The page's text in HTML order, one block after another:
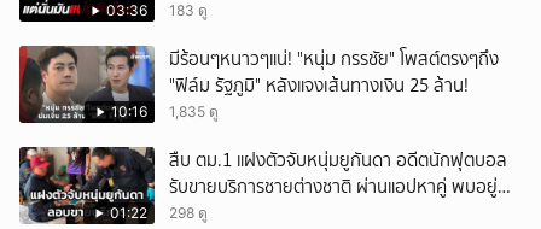
03:36 183 ดู
10:16
มีร้อนๆหนาวๆแน่! "หนุ่ม กรรชัย" โพสต์ตรงๆถึง
"ฟิล์ม รัฐภูมิ" หลังแจงเส้นทางเงิน 25 ล้าน!
1,835 ดู
01:22
สืบ ตม.1 แฝงตัวจับหนุ่มยูกันดา อดีตนักฟุตบอล
รับขายบริการชายต่างชาติ ผ่านแอปหาคู่ พบอยู่
เกินกำหนดอนุญาต
298 ดู